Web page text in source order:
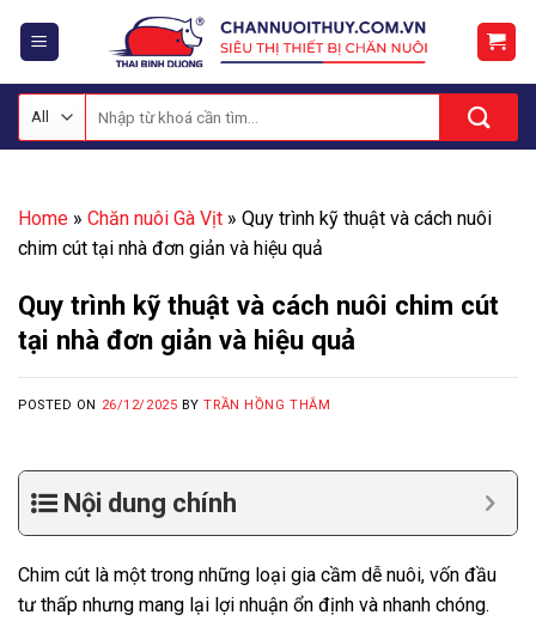
kiếm:
Home » Chăn nuôi Gà Vịt » Quy trình kỹ thuật và cách nuôi
chim cút tại nhà đơn giản và hiệu quả
Quy trình kỹ thuật và cách nuôi chim cút
tại nhà đơn giản và hiệu quả
POSTED ON 26/12/2025 BYTRẦN HỒNG THẮM
Nội dung chính
Chim cút là một trong những loại gia cầm dễ nuôi, vốn đầu
tư thấp nhưng mang lại lợi nhuận ổn định và nhanh chóng.